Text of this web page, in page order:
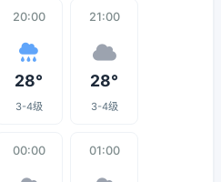
20:00
28°
3-4级
21:00
28°
3-4级
00:00 01:00